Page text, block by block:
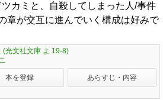
カミと、自殺してしまった人/事件
章が交互に進んでいく構成は好みで
(光文社文庫 よ 19-8)
本を登録 あらすじ・内容